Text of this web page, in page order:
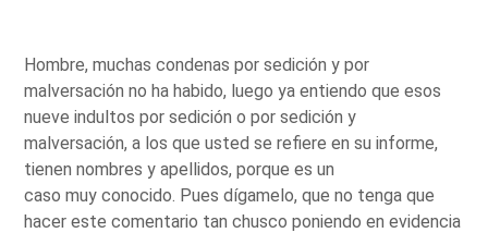
Hombre, muchas condenas por sedición y por
malversación no ha habido, luego ya entiendo que esos
nueve indultos por sedición o por sedición y
malversación, a los que usted se refiere en su informe,
tienen nombres y apellidos, porque es un
caso muy conocido. Pues dígamelo, que no tenga que
hacer este comentario tan chusco poniendo en evidencia